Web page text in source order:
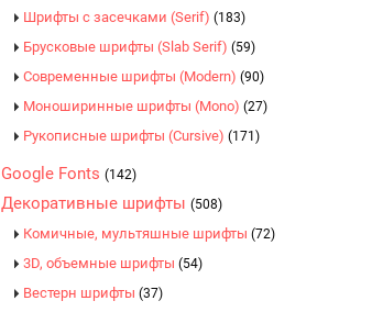
Шрифты с засечками (Serif) (183)
Брусковые шрифты (Slab Serif) (59)
Современные шрифты (Modern) (90)
Моноширинные шрифты (Mono) (27)
Рукописные шрифты (Cursive) (171)
Google Fonts (142)
Декоративные шрифты (508)
Комичные, мультяшные шрифты (72)
3D, объемные шрифты (54)
Вестерн шрифты (37)